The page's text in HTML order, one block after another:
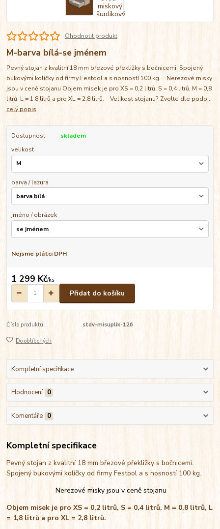
Ohodnotit produkt
M-barva bílá-se jménem
Pevný stojan z kvalitní 18 mm březové překližky s bočnicemi. Spojený
bukovými kolíčky od firmy Festool a s nosností 100 kg. Nerezové misky
jsou v ceně stojanu Objem misek je pro XS = 0,2 litrů, S = 0,4 litrů, M = 0,8
litrů, L = 1,8 litrů a pro XL = 2,8 litrů. Velikost stojanu? Zvolte dle podo...
celý popis
Dostupnost
skladem
velikost
barva / lazura
jméno / obrázek
Nejsme plátci DPH
1 299 Kč/ks
Přidat do košíku
Číslo produktu: stdv-misuplik-126
Do oblíbených
Kompletní specifikace
Hodnocení 0
Komentáře 0
Kompletní specifikace
Pevný stojan z kvalitní 18 mm březové překližky s bočnicemi.
Spojený bukovými kolíčky od firmy Festool a s nosností 100 kg.
Nerezové misky jsou v ceně stojanu
Objem misek je pro XS = 0,2 litrů, S = 0,4 litrů, M = 0,8 litrů, L
= 1,8 litrů a pro XL = 2,8 litrů.